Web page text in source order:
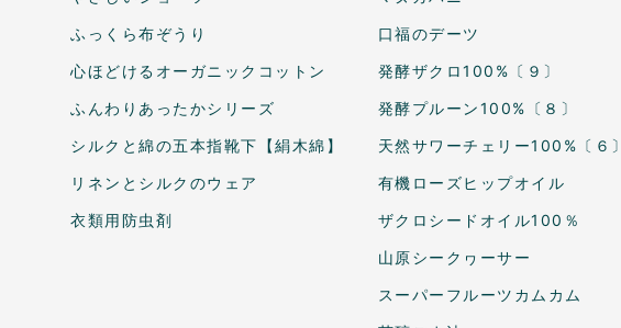
ふっくら布ぞうり
心ほどけるオーガニックコットン
ふんわりあったかシリーズ
シルクと綿の五本指靴下【絹木綿】
リネンとシルクのウェア
衣類用防虫剤
口福のデーツ
発酵ザクロ100%〔９〕
発酵プルーン100%〔８〕
天然サワーチェリー100%〔６〕
有機ローズヒップオイル
ザクロシードオイル100％
山原シークヮーサー
スーパーフルーツカムカム